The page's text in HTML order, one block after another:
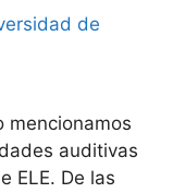
de
mencionamos
auditivas
ELE. De las